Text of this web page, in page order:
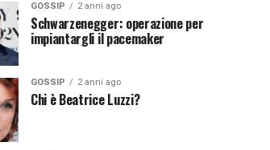
GOSSIP 2 anni ago
Schwarzenegger: operazione per
impiantargli il pacemaker
GOSSIP 2 anni ago
Chi è Beatrice Luzzi?